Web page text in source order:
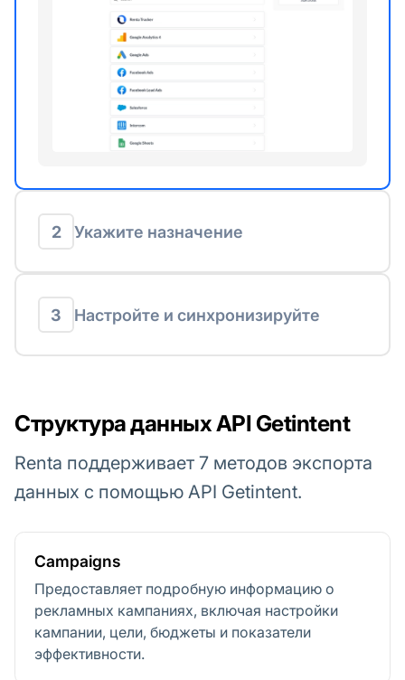
2 Укажите назначение
3 Настройте и синхронизируйте
Структура данных API Getintent
Renta поддерживает 7 методов экспорта
данных с помощью API Getintent.
Campaigns
Предоставляет подробную информацию о
рекламных кампаниях, включая настройки
кампании, цели, бюджеты и показатели
эффективности.